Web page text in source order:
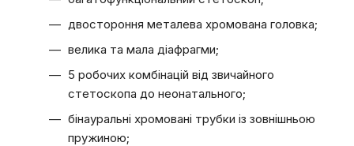
двостороння металева хромована головка;
велика та мала діафрагми;
5 робочих комбінацій від звичайного
стетоскопа до неонатального;
бінауральні хромовані трубки із зовнішньою
пружиною;